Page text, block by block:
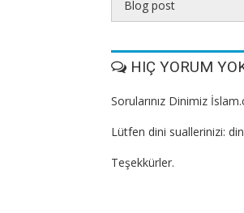
Blog post
HIÇ YORUM
Sorularınız Dinimiz
Lütfen dini suallerinizi:
Teşekkürler.